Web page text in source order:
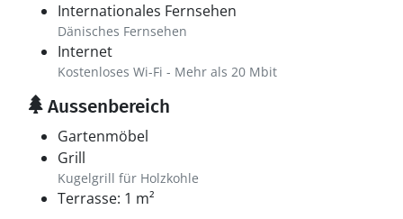
Internationales Fernsehen
Dänisches Fernsehen
Internet
Kostenloses Wi-Fi - Mehr als 20 Mbit
Aussenbereich
Gartenmöbel
Grill
Kugelgrill für Holzkohle
Terrasse: 1 m²